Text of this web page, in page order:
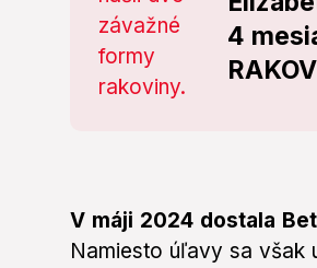
4
V máji 2024 dostala
Namiesto úľavy sa však